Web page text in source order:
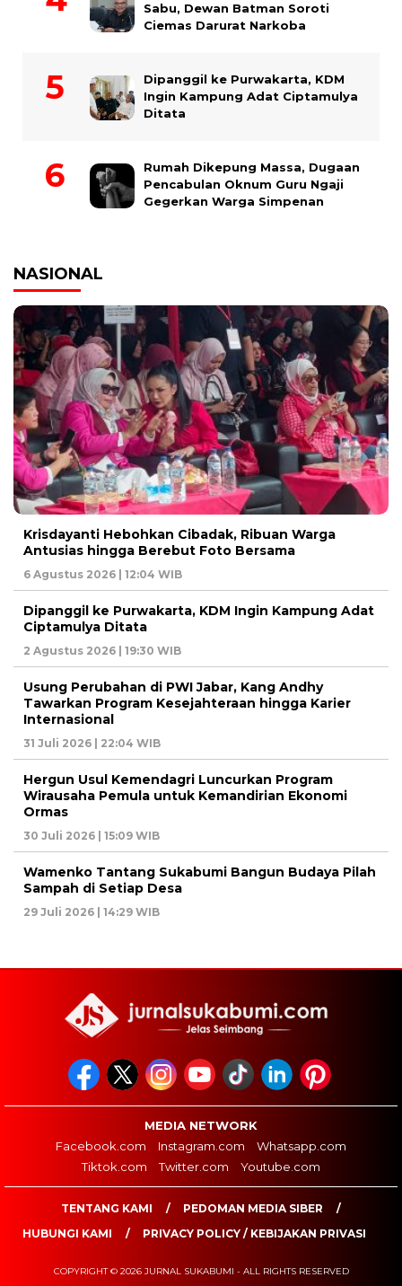
Sabu, Dewan Batman Soroti
Ciemas Darurat Narkoba
Dipanggil ke Purwakarta, KDM
Ingin Kampung Adat Ciptamulya
Ditata
Rumah Dikepung Massa, Dugaan
Pencabulan Oknum Guru Ngaji
Gegerkan Warga Simpenan
NASIONAL
Krisdayanti Hebohkan Cibadak, Ribuan Warga
Antusias hingga Berebut Foto Bersama
6 Agustus 2026 | 12:04 WIB
Dipanggil ke Purwakarta, KDM Ingin Kampung Adat
Ciptamulya Ditata
2 Agustus 2026 | 19:30 WIB
Usung Perubahan di PWI Jabar, Kang Andhy
Tawarkan Program Kesejahteraan hingga Karier
Internasional
31 Juli 2026 | 22:04 WIB
Hergun Usul Kemendagri Luncurkan Program
Wirausaha Pemula untuk Kemandirian Ekonomi
Ormas
30 Juli 2026 | 15:09 WIB
Wamenko Tantang Sukabumi Bangun Budaya Pilah
Sampah di Setiap Desa
29 Juli 2026 | 14:29 WIB
MEDIA NETWORK
Facebook.com
Instagram.com
Whatsapp.com
Tiktok.com
Twitter.com Youtube.com
TENTANG KAMI
PEDOMAN MEDIA SIBER
HUBUNGI KAMI
PRIVACY POLICY / KEBIJAKAN PRIVASI
COPYRIGHT © 2026 JURNAL SUKABUMI - ALL RIGHTS RESERVED